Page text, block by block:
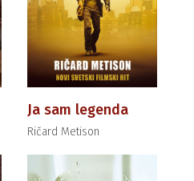
Ja sam legenda
Ričard Metison